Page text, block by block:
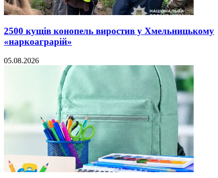
2500 кущів конопель виростив у Хмельницькому
«наркоаграрій»
05.08.2026